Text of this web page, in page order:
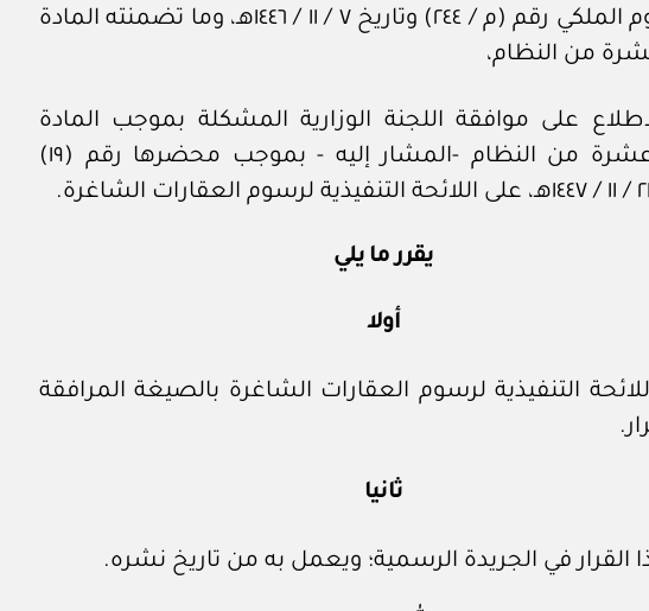
بالمرسوم الملكي رقم (م / ٢٤٤) وتاريخ ٧ / ١١ / ١٤٤٦هـ، وما تضمنته المادة
عشرة من النظام،
على موافقة اللجنة الوزارية المشكلة بموجب المادة
الثالثة عشرة من النظام ‏-المشار إليه ‏- بموجب محضرها رقم (١٩)
يقرر ما يلي
أولا
التنفيذية لرسوم العقارات الشاغرة بالصيغة المرافقة
ثانيا
القرار في الجريدة الرسمية؛ ويعمل به من تاريخ نشره.